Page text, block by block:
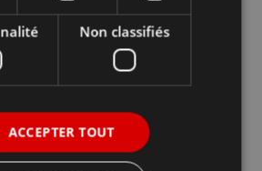
Non classifiés
ACCEPTER TOUT